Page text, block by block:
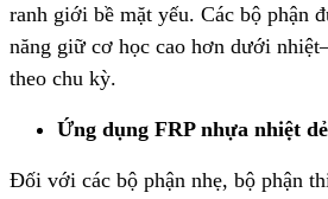
ranh giới bề mặt yếu. Các bộ phận
năng giữ cơ học cao hơn dưới nhiệt
theo chu kỳ.
Ứng dụng FRP nhựa nhiệt
Đối với các bộ phận nhẹ, bộ phận